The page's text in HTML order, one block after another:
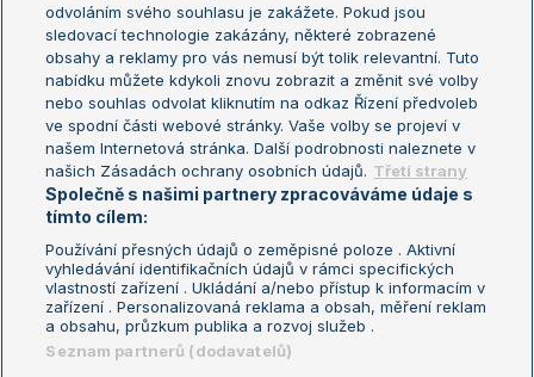
Turnaj mistrů
Turnaj mistryň
Aktualní trendy
Fotbalové přestupy
Livesport Daily
LS Prague Open
Podmínky užití
Nastavení soukromí
GDPR a žurnalistika
Reklama
Kontakt
Informace o zpracování osobních
údajů
odvoláním svého souhlasu je zakážete. Pokud jsou
sledovací technologie zakázány, některé zobrazené
obsahy a reklamy pro vás nemusí být tolik relevantní. Tuto
nabídku můžete kdykoli znovu zobrazit a změnit své volby
nebo souhlas odvolat kliknutím na odkaz Řízení předvoleb
ve spodní části webové stránky. Vaše volby se projeví v
našem Internetová stránka. Další podrobnosti naleznete v
našich Zásadách ochrany osobních údajů. Třetí strany
Společně s našimi partnery zpracováváme údaje s
tímto cílem:
Používání přesných údajů o zeměpisné poloze . Aktivní
vyhledávání identifikačních údajů v rámci specifických
vlastností zařízení . Ukládání a/nebo přístup k informacím v
zařízení . Personalizovaná reklama a obsah, měření reklam
a obsahu, průzkum publika a rozvoj služeb .
Seznam partnerů (dodavatelů)